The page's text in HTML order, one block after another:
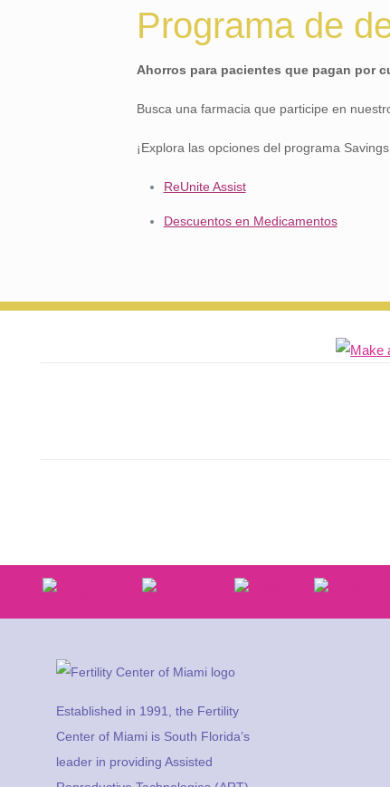
Programa de
Ahorros para pacientes que pagan por
Busca una farmacia que participe en
¡Explora las opciones del programa
ReUnite Assist
Descuentos en Medicamentos
Established in 1991, the Fertility
Center of Miami is South Florida’s
leader in providing Assisted